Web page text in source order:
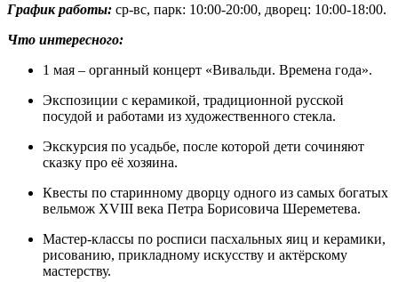
График работы: ср-вс, парк: 10:00-20:00, дворец: 10:00-18:00.
Что интересного:
1 мая – органный концерт «Вивальди. Времена года».
Экспозиции с керамикой, традиционной русской
посудой и работами из художественного стекла.
Экскурсия по усадьбе, после которой дети сочиняют
сказку про её хозяина.
Квесты по старинному дворцу одного из самых богатых
вельмож XVIII века Петра Борисовича Шереметева.
Мастер-классы по росписи пасхальных яиц и керамики,
рисованию, прикладному искусству и актёрскому
мастерству.